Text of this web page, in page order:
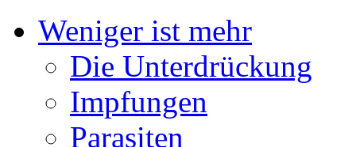
Weniger ist mehr
Die Unterdrückung
Impfungen
Parasiten